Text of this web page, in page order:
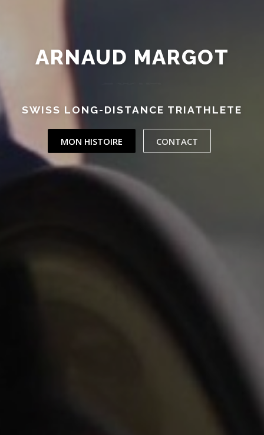
ARNAUD MARGOT
SWISS LONG-DISTANCE TRIATHLETE
MON HISTOIRE CONTACT